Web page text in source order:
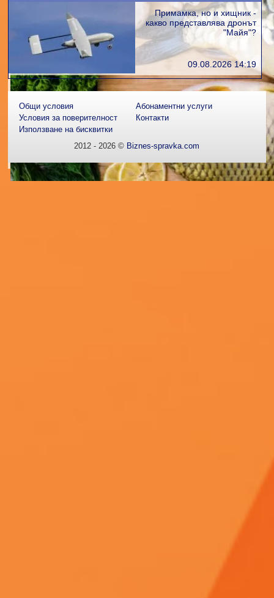
Примамка, но и хищник -
какво представлява дронът
"Майя"?
09.08.2026 14:19
Общи условия
Условия за поверителност
Използване на бисквитки
Абонаментни услуги
Контакти
2012 - 2026 © Biznes-spravka.com